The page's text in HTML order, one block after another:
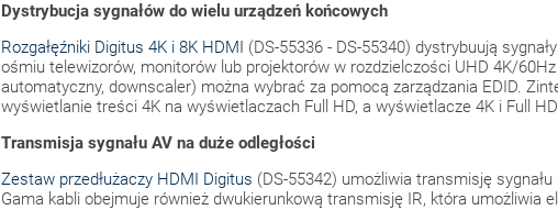
Dystrybucja sygnałów do wielu urządzeń końcowych
Rozgałęźniki Digitus 4K i 8K HDMI (DS-55336 - DS-55340) dystrybuują
ośmiu telewizorów, monitorów lub projektorów w rozdzielczości UHD 4K/
automatyczny, downscaler) można wybrać za pomocą zarządzania EDID.
wyświetlanie treści 4K na wyświetlaczach Full HD, a wyświetlacze 4K i Full
Transmisja sygnału AV na duże odległości
Zestaw przedłużaczy HDMI Digitus (DS-55342) umożliwia transmisję
Gama kabli obejmuje również dwukierunkową transmisję IR, która umożliwia